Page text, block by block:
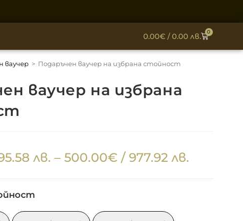
0.00€/ 0.00 лв. 0
ваучер > Подаръчен ваучер на избрана стойност
ваучер на избрана
лв. – 500.00€ / 977.92 лв.